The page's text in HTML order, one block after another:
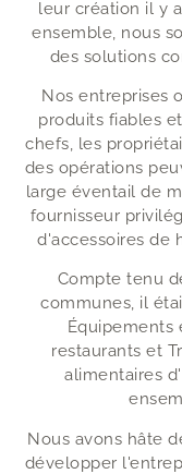
leur création il y
ensemble, nous
des solutions
Nos entreprises
produits fiables
chefs, les
des opérations
large éventail de
fournisseur
d'accessoires de
Compte tenu
communes, il
Équipements
restaurants et
alimentaires
Nous avons hâte
développer